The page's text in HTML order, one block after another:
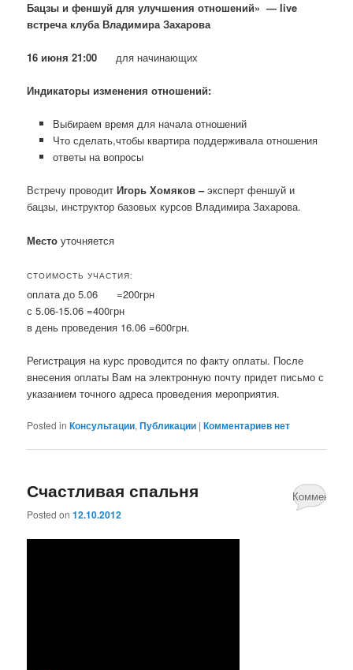
Бацзы и феншуй для улучшения отношений» — live
встреча клуба Владимира Захарова
16 июня 21:00 для начинающих
Индикаторы изменения отношений:
Выбираем время для начала отношений
Что сделать,чтобы квартира поддерживала отношения
ответы на вопросы
Встречу проводитИгорь Хомяков –эксперт феншуй и
бацзы, инструктор базовых курсов Владимира Захарова.
Местоуточняется
СТОИМОСТЬ УЧАСТИЯ:
оплата до 5.06 =200грн
с 5.06-15.06 =400грн
в день проведения 16.06 =600грн.
Регистрация на курс проводится по факту оплаты. После
внесения оплаты Вам на электронную почту придет письмо с
указанием точного адреса проведения мероприятия.
Posted in Консультации,Публикации |Комментариев нет
Счастливая спальня
Posted on12.10.2012